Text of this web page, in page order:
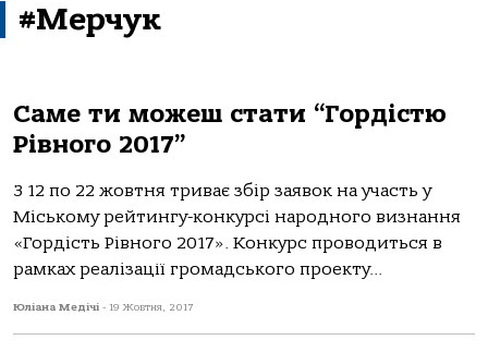
#Мерчук
Саме ти можеш стати “Гордістю
Рівного 2017”
З 12 по 22 жовтня триває збір заявок на участь у
Міському рейтингу-конкурсі народного визнання
«Гордість Рівного 2017». Конкурс проводиться в
рамках реалізації громадського проекту...
Юліана Медічі - 19 Жовтня, 2017